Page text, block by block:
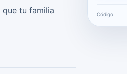
tu familia
Código